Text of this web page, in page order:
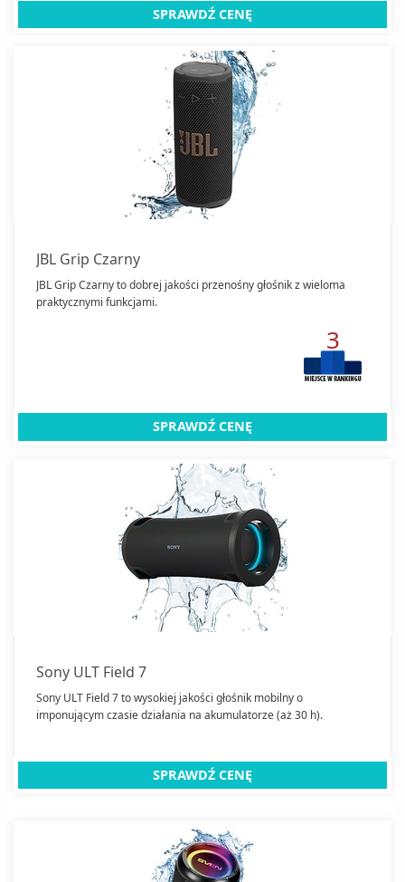
SPRAWDŹ CENĘ
JBL Grip Czarny
JBL Grip Czarny to dobrej jakości przenośny głośnik z wieloma
praktycznymi funkcjami.
3
SPRAWDŹ CENĘ
Sony ULT Field 7
Sony ULT Field 7 to wysokiej jakości głośnik mobilny o
imponującym czasie działania na akumulatorze (aż 30 h).
SPRAWDŹ CENĘ